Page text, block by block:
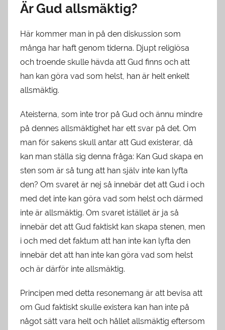
Är Gud allsmäktig?
Här kommer man in på den diskussion som
många har haft genom tiderna. Djupt religiösa
och troende skulle hävda att Gud finns och att
han kan göra vad som helst, han är helt enkelt
allsmäktig.
Ateisterna, som inte tror på Gud och ännu mindre
på dennes allsmäktighet har ett svar på det. Om
man för sakens skull antar att Gud existerar, då
kan man ställa sig denna fråga: Kan Gud skapa en
sten som är så tung att han själv inte kan lyfta
den? Om svaret är nej så innebär det att Gud i och
med det inte kan göra vad som helst och därmed
inte är allsmäktig. Om svaret istället är ja så
innebär det att Gud faktiskt kan skapa stenen, men
i och med det faktum att han inte kan lyfta den
innebär det att han inte kan göra vad som helst
och är därför inte allsmäktig.
Principen med detta resonemang är att bevisa att
om Gud faktiskt skulle existera kan han inte på
något sätt vara helt och hållet allsmäktig eftersom